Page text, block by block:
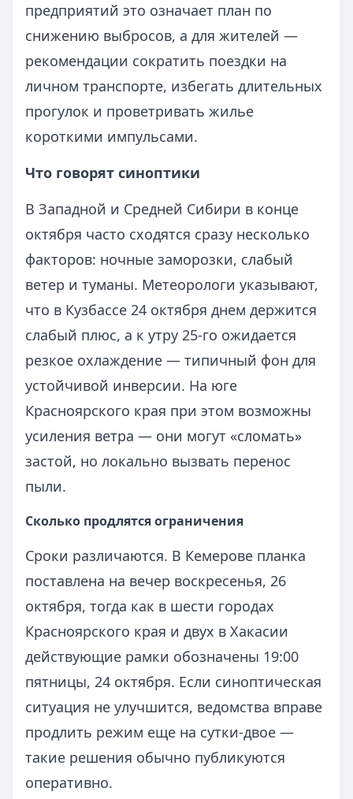
предприятий это означает план по
снижению выбросов, а для жителей —
рекомендации сократить поездки на
личном транспорте, избегать длительных
прогулок и проветривать жилье
короткими импульсами.
Что говорят синоптики
В Западной и Средней Сибири в конце
октября часто сходятся сразу несколько
факторов: ночные заморозки, слабый
ветер и туманы. Метеорологи указывают,
что в Кузбассе 24 октября днем держится
слабый плюс, а к утру 25-го ожидается
резкое охлаждение — типичный фон для
устойчивой инверсии. На юге
Красноярского края при этом возможны
усиления ветра — они могут «сломать»
застой, но локально вызвать перенос
пыли.
Сколько продлятся ограничения
Сроки различаются. В Кемерове планка
поставлена на вечер воскресенья, 26
октября, тогда как в шести городах
Красноярского края и двух в Хакасии
действующие рамки обозначены 19:00
пятницы, 24 октября. Если синоптическая
ситуация не улучшится, ведомства вправе
продлить режим еще на сутки-двое —
такие решения обычно публикуются
оперативно.